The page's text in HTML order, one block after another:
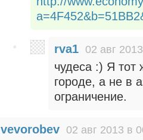
rva1 02 авг
чудеса :) Я тот
городе, а не в
ограничение.
vevorobev 02 авг 2013 в